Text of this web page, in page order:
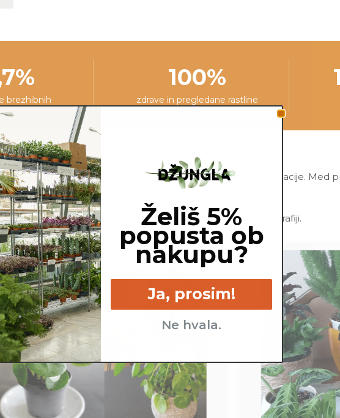
brezhibnih
100%
zdrave in pregledane rastline
Ker je vsaka rastlina unikatna, so možne manjše variacije. Med
itd …
gredo na pot zdrave in čim bolj podobne izdelku na fotografiji.
Želiš 5%
popusta ob
nakupu?
Ja, prosim!
Ne hvala.